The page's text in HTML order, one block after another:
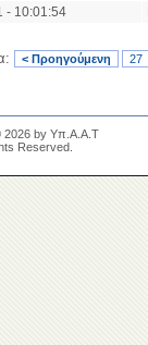
- 10:01:54
< Προηγούμενη 27
2026 by Υπ.Α.Α.Τ
Reserved.